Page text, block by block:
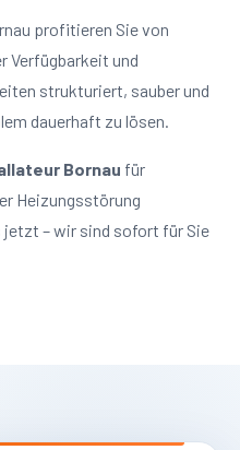
profitieren Sie von
Verfügbarkeit und
strukturiert, sauber und
dauerhaft zu lösen.
Bornau für
Heizungsstörung
– wir sind sofort für Sie